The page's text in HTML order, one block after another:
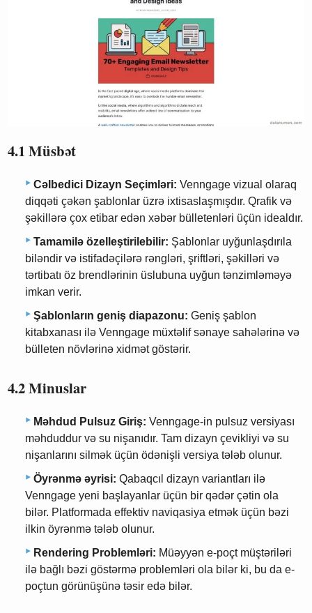
4.1 Müsbət
Cəlbedici Dizayn Seçimləri: Venngage vizual olaraq
diqqəti çəkən şablonlar üzrə ixtisaslaşmışdır. Qrafik və
şəkillərə çox etibar edən xəbər bülletenləri üçün idealdır.
Tamamilə özelleştirilebilir: Şablonlar uyğunlaşdırıla
biləndir və istifadəçilərə rəngləri, şriftləri, şəkilləri və
tərtibatı öz brendlərinin üslubuna uyğun tənzimləməyə
imkan verir.
Şablonların geniş diapazonu: Geniş şablon
kitabxanası ilə Venngage müxtəlif sənaye sahələrinə və
bülleten növlərinə xidmət göstərir.
4.2 Minuslar
Məhdud Pulsuz Giriş: Venngage-in pulsuz versiyası
məhduddur və su nişanıdır. Tam dizayn çevikliyi və su
nişanlarını silmək üçün ödənişli versiya tələb olunur.
Öyrənmə əyrisi: Qabaqcıl dizayn variantları ilə
Venngage yeni başlayanlar üçün bir qədər çətin ola
bilər. Platformada effektiv naviqasiya etmək üçün bəzi
ilkin öyrənmə tələb olunur.
Rendering Problemləri: Müəyyən e-poçt müştəriləri
ilə bağlı bəzi göstərmə problemləri ola bilər ki, bu da e-
poçtun görünüşünə təsir edə bilər.